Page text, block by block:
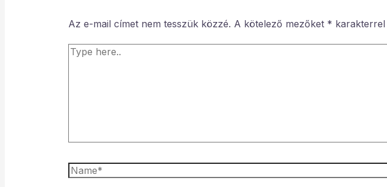
Az e-mail címet nem tesszük közzé. A kötelező mezőket *